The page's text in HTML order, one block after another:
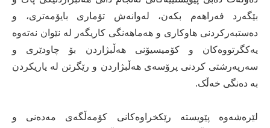
بێگەرد فەراهەم بکەن، لەوانەش تۆماری بایۆمەتری، و
دەستبەرکردنی هاوکاری و هەماهەنگی کاریگەر لە نێوان نەتەوە
یەکگرتووەکان و کۆمیسیۆنی هەڵبژاردن بۆ چاودێری و
سەرپەرشتی کردنی پرۆسەی هەڵبژاردن و رێگرتن لە یاریکردن
بە دەنگی خەڵک.
لێرەشەوە پێویستە رێکخراوەکانی کۆمەڵگەی مەدەنی و